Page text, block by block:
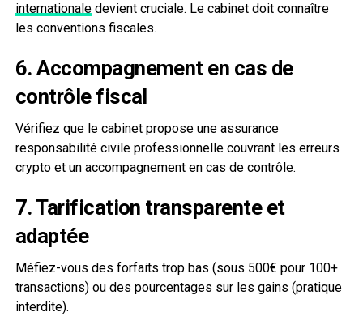
internationaledevient cruciale. Le cabinet doit connaître
les conventions fiscales.
6. Accompagnement en cas de
contrôle fiscal
Vérifiez que le cabinet propose une assurance
responsabilité civile professionnelle couvrant les erreurs
crypto et un accompagnement en cas de contrôle.
7. Tarification transparente et
adaptée
Méfiez-vous des forfaits trop bas (sous 500€ pour 100+
transactions) ou des pourcentages sur les gains (pratique
interdite).